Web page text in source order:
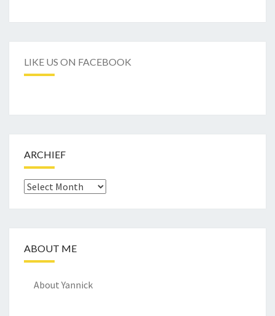
LIKE US ON FACEBOOK
ARCHIEF
Archief
ABOUT ME
About Yannick